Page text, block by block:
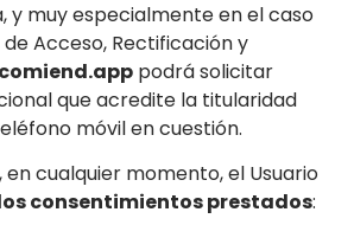
y muy especialmente en el caso
Acceso, Rectificación y
podrá solicitar
que acredite la titularidad
móvil en cuestión.
cualquier momento, el Usuario
consentimientos prestados: